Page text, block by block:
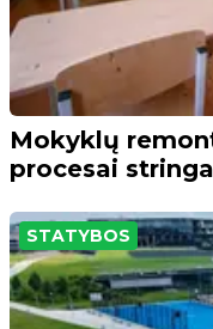
Mokyklų
procesai
STATYBOS